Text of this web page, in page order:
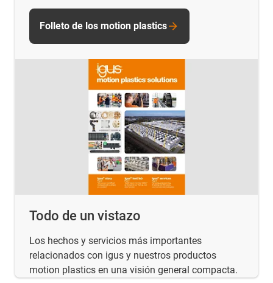
Todo de un vistazo
Los hechos y servicios más importantes
relacionados con igus y nuestros productos
motion plastics en una visión general compacta.
Folleto de los motion plastics